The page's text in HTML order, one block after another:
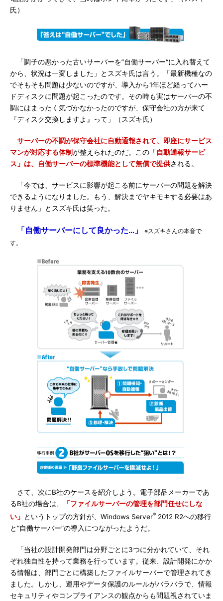
氏）
「調子の悪かった古いサーバーを”自働サーバー“に入れ替えて
から、状況は一変しました」とスズキ氏は言う。「最新機種なの
でそもそも問題は少ないのですが、導入から1年ほど経ってハー
ドディスクに問題が起こったのです。その時も実はサーバーの不
調にはまったく気づかなかったのですが、保守会社の方が来て
『ディスク交換しますよ』って」（スズキ氏）
サーバーの不調が保守会社に自動通報されて、即座にサービス
マンが対応する体制が整えられたのだ。この 「自動通報サービ
ス」は、自働サーバーの標準機能として無償で提供される。
「今では、サービスに影響が起こる前にサーバーの問題を解決
できるようになりました。もう、解決までヤキモキする必要はあ
りません」とスズキ氏は笑った。
「自働サーバーにして良かった…」
※スズキさんの本音で
す。
さて、次にB社のケースを紹介しよう。電子部品メーカーであ
るB社の場合は、
「ファイルサーバーの管理を部門任せにしな
い」 というトップの方針が、Windows Server® 2012 R2への移行
と“自働サーバー”の導入につながったようだ。
「当社の設計開発部門は分野ごとに3つに分かれていて、それ
ぞれ独自性を持って業務を行っています。従来、設計開発にかか
る情報は、部門ごとに構築したファイルサーバーで管理されてき
ました。しかし、運用やデータ保護のルールがバラバラで、情報
セキュリティやコンプライアンスの観点からも問題視されていま